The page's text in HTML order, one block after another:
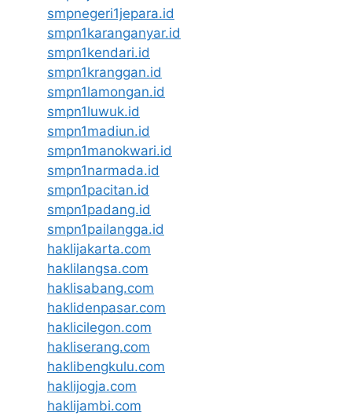
smpnegeri1jepara.id
smpn1karanganyar.id
smpn1kendari.id
smpn1kranggan.id
smpn1lamongan.id
smpn1luwuk.id
smpn1madiun.id
smpn1manokwari.id
smpn1narmada.id
smpn1pacitan.id
smpn1padang.id
smpn1pailangga.id
haklijakarta.com
haklilangsa.com
haklisabang.com
haklidenpasar.com
haklicilegon.com
hakliserang.com
haklibengkulu.com
haklijogja.com
haklijambi.com